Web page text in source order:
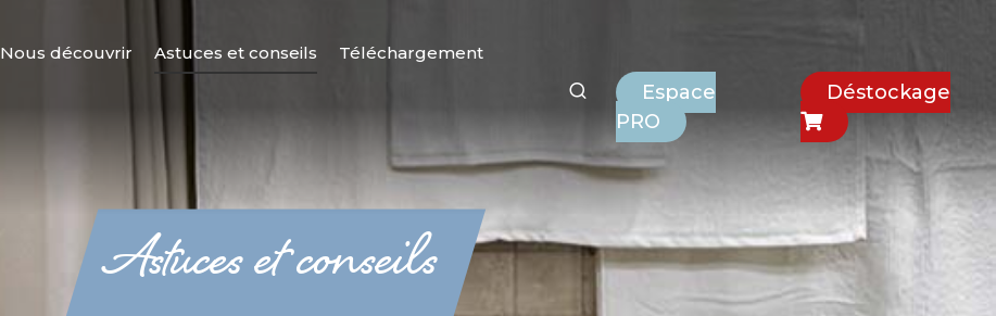
Nous découvrir Astuces et conseils Téléchargement
Espace
PRO
Déstockage
Astuces et conseils